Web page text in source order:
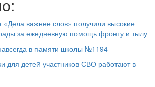
важнее слов» получили высокие
за ежедневную помощь фронту и тылу
в памяти школы №1194
для детей участников СВО работают в